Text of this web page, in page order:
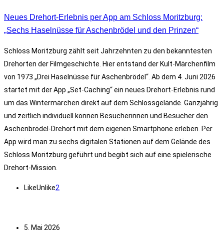
Neues Drehort-Erlebnis per App am Schloss Moritzburg:
„Sechs Haselnüsse für Aschenbrödel und den Prinzen“
Schloss Moritzburg zählt seit Jahrzehnten zu den bekanntesten
Drehorten der Filmgeschichte. Hier entstand der Kult-Märchenfilm
von 1973 „Drei Haselnüsse für Aschenbrödel“. Ab dem 4. Juni 2026
startet mit der App „Set-Caching“ ein neues Drehort-Erlebnis rund
um das Wintermärchen direkt auf dem Schlossgelände. Ganzjährig
und zeitlich individuell können Besucherinnen und Besucher den
Aschenbrödel-Drehort mit dem eigenen Smartphone erleben. Per
App wird man zu sechs digitalen Stationen auf dem Gelände des
Schloss Moritzburg geführt und begibt sich auf eine spielerische
Drehort-Mission.
LikeUnlike2
5. Mai 2026